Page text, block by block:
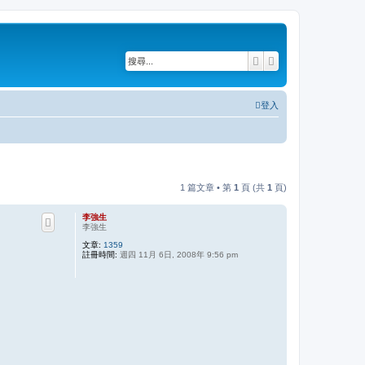
搜尋
登入
1 篇文章 • 第 1 頁 (共 1 頁)
李強生
李強生
文章: 1359
註冊時間: 週四 11月 6日, 2008年 9:56 pm